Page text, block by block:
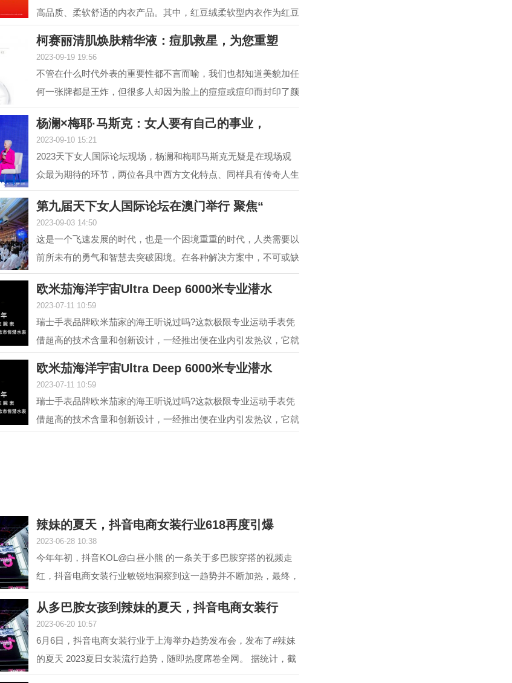
高品质、柔软舒适的内衣产品。其中，红豆绒柔软型内衣作为红豆
柯赛丽清肌焕肤精华液：痘肌救星，为您重塑
2023-09-19 19:56
不管在什么时代外表的重要性都不言而喻，我们也都知道美貌加任
何一张牌都是王炸，但很多人却因为脸上的痘痘或痘印而封印了颜
值，在变美...
杨澜×梅耶·马斯克：女人要有自己的事业，
2023-09-10 15:21
2023天下女人国际论坛现场，杨澜和梅耶马斯克无疑是在现场观
众最为期待的环节，两位各具中西方文化特点、同样具有传奇人生
的优秀女性，...
第九届天下女人国际论坛在澳门举行 聚焦“
2023-09-03 14:50
这是一个飞速发展的时代，也是一个困境重重的时代，人类需要以
前所未有的勇气和智慧去突破困境。在各种解决方案中，不可或缺
的组成部分...
欧米茄海洋宇宙Ultra Deep 6000米专业潜水
2023-07-11 10:59
瑞士手表品牌欧米茄家的海王听说过吗?这款极限专业运动手表凭
借超高的技术含量和创新设计，一经推出便在业内引发热议，它就
欧米茄海洋宇宙Ultra Deep 6000米专业潜水
2023-07-11 10:59
瑞士手表品牌欧米茄家的海王听说过吗?这款极限专业运动手表凭
借超高的技术含量和创新设计，一经推出便在业内引发热议，它就
辣妹的夏天，抖音电商女装行业618再度引爆
2023-06-28 10:38
今年年初，抖音KOL@白昼小熊 的一条关于多巴胺穿搭的视频走
红，抖音电商女装行业敏锐地洞察到这一趋势并不断加热，最终，
#多巴胺女孩 ...
从多巴胺女孩到辣妹的夏天，抖音电商女装行
2023-06-20 10:57
6月6日，抖音电商女装行业于上海举办趋势发布会，发布了#辣妹
的夏天 2023夏日女装流行趋势，随即热度席卷全网。 据统计，截
至目前，#辣...